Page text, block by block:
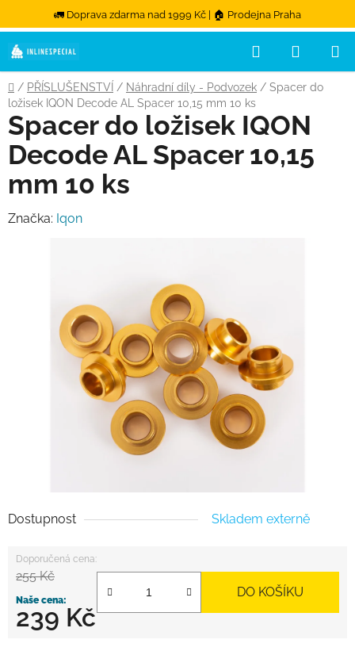
🚛 Doprava zdarma nad 1999 Kč | 🏠 Prodejna Praha
Přejít na obsah
Hledat
Domů
/ PŘÍSLUŠENSTVÍ / Náhradní díly - Podvozek / Spacer do
ložisek IQON Decode AL Spacer 10,15 mm 10 ks
Dostupnost Skladem externě
255 Kč
239 Kč
DO KOŠÍKU
Spacer do ložisek IQON
Decode AL Spacer 10,15
mm 10 ks
Značka: Iqon